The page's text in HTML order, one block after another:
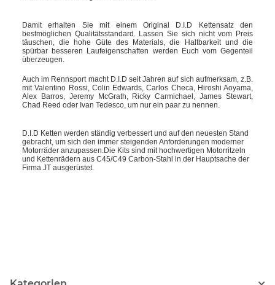
Damit erhalten Sie mit einem Original D.I.D Kettensatz den
bestmöglichen Qualitätsstandard. Lassen Sie sich nicht vom Preis
täuschen, die hohe Güte des Materials, die Haltbarkeit und die
spürbar besseren Laufeigenschaften werden Euch vom Gegenteil
überzeugen.
Auch im Rennsport macht D.I.D seit Jahren auf sich aufmerksam, z.B.
mit Valentino Rossi, Colin Edwards, Carlos Checa, Hiroshi Aoyama,
Alex Barros, Jeremy McGrath, Ricky Carmichael, James Stewart,
Chad Reed oder Ivan Tedesco, um nur ein paar zu nennen.
D.I.D Ketten werden ständig verbessert und auf den neuesten Stand
gebracht, um sich den immer steigenden Anforderungen moderner
Motorräder anzupassen.Die Kits sind mit hochwertigen Motorritzeln
und Kettenrädern aus C45/C49 Carbon-Stahl in der Hauptsache der
Firma JT ausgerüstet.